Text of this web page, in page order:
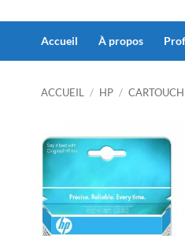
Accueil À propos
ACCUEIL / HP /